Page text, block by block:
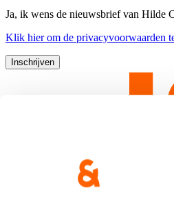
Ja, ik wens de nieuwsbrief van Hilde
Klik hierom de privacyvoorwaarden